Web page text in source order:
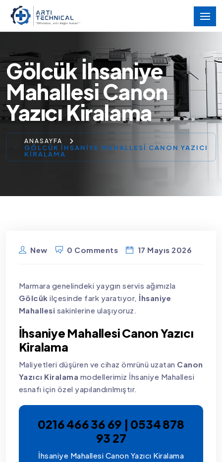
Gölcük İhsaniye
Mahallesi Canon
Yazıcı Kiralama
ANASAYFA
GÖLCÜK İHSANIYE MAHALLESI CANON YAZICI
KIRALAMA
New 0 Comments 17 Mayıs 2026
Marmara genelindeki yaygın servis ağımızla
Gölcük ilçesinde fark yaratıyor, İhsaniye
Mahallesi sakinlerine ulaşıyoruz.
İhsaniye Mahallesi Canon Yazıcı
Kiralama
Maliyetleri düşüren ve cihaz ömrünü uzatan Canon
Yazıcı Kiralama modellerimiz İhsaniye Mahallesi
esnafı için özel yapılandırılmıştır.
0216 466 36 69 | 0534 878
93 27
İhsaniye Mahallesi Canon Yazıcı Kiralama